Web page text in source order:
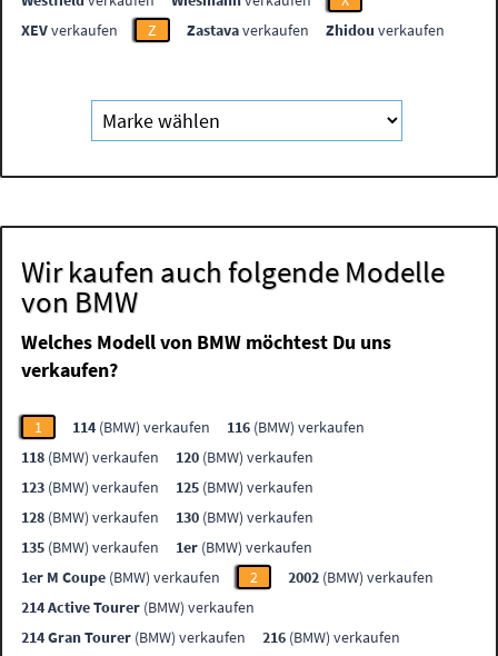
XEVverkaufen Z Zastavaverkaufen Zhidou verkaufen
Wir kaufen auch folgende Modelle
von BMW
Welches Modell von BMW möchtest Du uns
verkaufen?
1 114 (BMW) verkaufen 116 (BMW) verkaufen
118 (BMW) verkaufen 120 (BMW) verkaufen
123 (BMW) verkaufen 125 (BMW) verkaufen
128 (BMW) verkaufen 130 (BMW) verkaufen
135 (BMW) verkaufen 1er (BMW) verkaufen
1er M Coupe (BMW) verkaufen 2 2002 (BMW) verkaufen
214 Active Tourer (BMW) verkaufen
214 Gran Tourer (BMW) verkaufen 216 (BMW) verkaufen